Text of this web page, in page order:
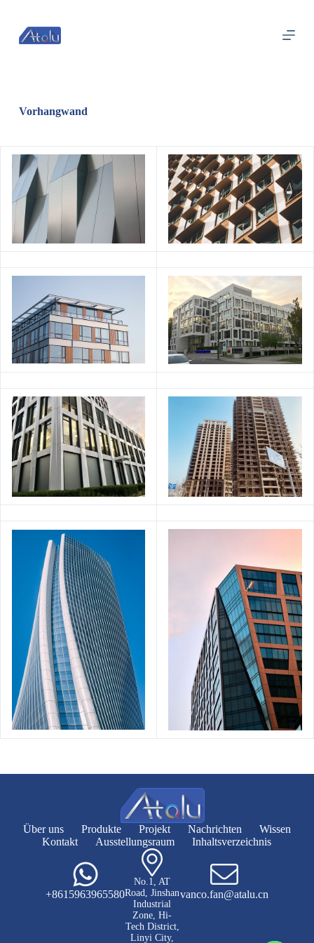
过
内
Vorhangwand
Über uns Produkte Projekt Nachrichten
Wissen
Kontakt
Ausstellungsraum Inhaltsverzeichnis
+8615963965580
No.1, AT
Road, Jinshan
Industrial
Zone, Hi-
Tech District,
Linyi City,
vanco.fan@atalu.cn